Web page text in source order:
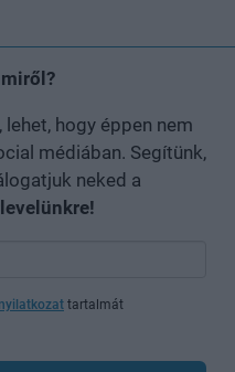
hogy éppen nem
médiában. Segítünk,
neked a
tartalmát